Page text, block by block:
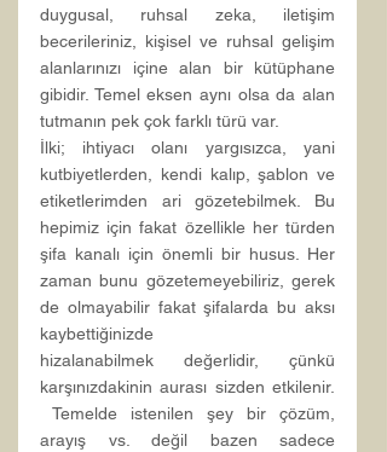
duygusal, ruhsal zeka, iletişim
becerileriniz, kişisel ve ruhsal gelişim
alanlarınızı içine alan bir kütüphane
gibidir. Temel eksen aynı olsa da alan
tutmanın pek çok farklı türü var.
İlki; ihtiyacı olanı yargısızca, yani
kutbiyetlerden, kendi kalıp, şablon ve
etiketlerimden ari gözetebilmek. Bu
hepimiz için fakat özellikle her türden
şifa kanalı için önemli bir husus. Her
zaman bunu gözetemeyebiliriz, gerek
de olmayabilir fakat şifalarda bu aksı
kaybettiğinizde
hizalanabilmek değerlidir, çünkü
karşınızdakinin aurası sizden etkilenir.
Temelde istenilen şey bir çözüm,
arayış vs. değil bazen sadece